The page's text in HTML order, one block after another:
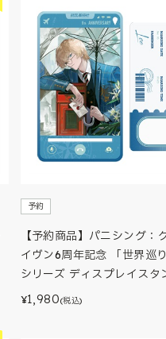
予約
【予約商品】パニシング：
イヴン6周年記念 「世界巡
シリーズ ディスプレイスタ
¥1,980(税込)